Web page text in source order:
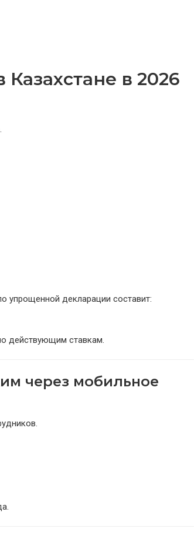
в 2026
упрощенной декларации составит:
действующим ставкам.
через мобильное